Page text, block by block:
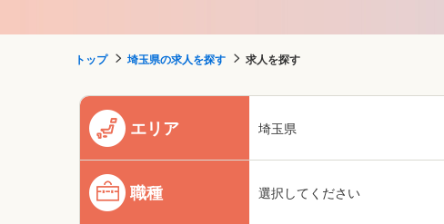
トップ 埼玉県の求人を探す 求人を探す
エリア 埼玉県
職種 選択してください